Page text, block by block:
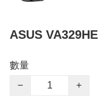
ASUS VA329HE
數量
−
+